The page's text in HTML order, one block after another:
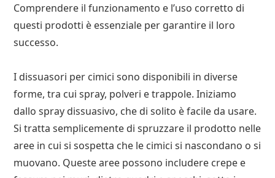
Comprendere il funzionamento e l’uso corretto di
questi prodotti è essenziale per garantire il loro
successo.
I dissuasori per cimici sono disponibili in diverse
forme, tra cui spray, polveri e trappole. Iniziamo
dallo spray dissuasivo, che di solito è facile da usare.
Si tratta semplicemente di spruzzare il prodotto nelle
aree in cui si sospetta che le cimici si nascondano o si
muovano. Queste aree possono includere crepe e